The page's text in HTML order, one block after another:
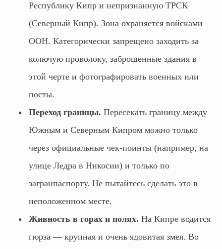
Республику Кипр и непризнанную ТРСК
(Северный Кипр). Зона охраняется войсками
ООН. Категорически запрещено заходить за
колючую проволоку, заброшенные здания в
этой черте и фотографировать военных или
посты.
Переход границы. Пересекать границу между
Южным и Северным Кипром можно только
через официальные чек-поинты (например, на
улице Ледра в Никосии) и только по
загранпаспорту. Не пытайтесь сделать это в
неположенном месте.
Живность в горах и полях. На Кипре водится
гюрза — крупная и очень ядовитая змея. Во